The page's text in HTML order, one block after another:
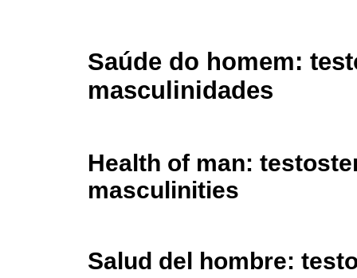
Saúde do homem:
masculinidades
Health of man:
masculinities
Salud del hombre: